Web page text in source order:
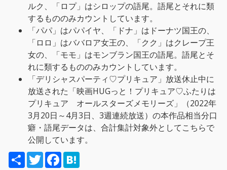
ルク、「ロプ」はシロップの語尾。語尾とそれに類
するもののみカウントしています。
「パパ」はパパイヤ、「ドナ」はドーナツ国王の、
「ロロ」はババロア女王の、「クク」はクレープ王
女の、「モモ」はモンブラン国王の語尾。語尾とそ
れに類するもののみカウントしています。
「デリシャスパーティ♡プリキュア」放送休止中に
放送された「映画HUGっと！プリキュア♡ふたりは
プリキュア オールスターズメモリーズ」（2022年
3月20日～4月3日、3週連続放送）の本作品相当分口
癖・語尾データは、合計集計対象外としてこちらで
公開しています。
S
h
T
w
F
a